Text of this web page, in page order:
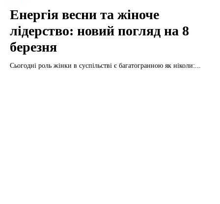
Енергія весни та жіноче
лідерство: новий погляд на 8
березня
Сьогодні роль жінки в суспільстві є багатогранною як ніколи:...